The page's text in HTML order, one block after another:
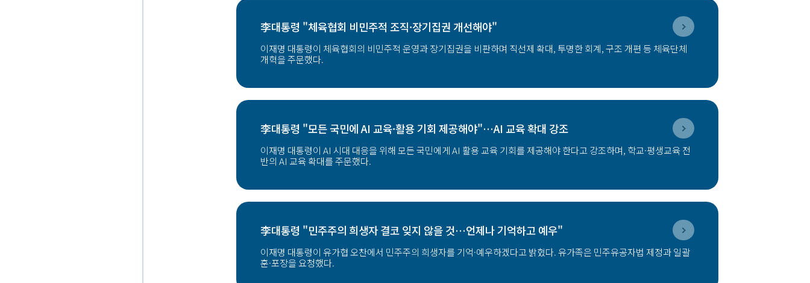
李대통령 "체육협회 비민주적 조직·장기집권 개선해야"
이재명 대통령이 체육협회의 비민주적 운영과 장기집권을 비판하며 직선제 확대, 투명한 회계, 구조 개편 등 체육단체
개혁을 주문했다.
李대통령 "모든 국민에 AI 교육·활용 기회 제공해야"…AI 교육 확대 강조
이재명 대통령이 AI 시대 대응을 위해 모든 국민에게 AI 활용 교육 기회를 제공해야 한다고 강조하며, 학교·평생교육 전
반의 AI 교육 확대를 주문했다.
李대통령 "민주주의 희생자 결코 잊지 않을 것…언제나 기억하고 예우"
이재명 대통령이 유가협 오찬에서 민주주의 희생자를 기억·예우하겠다고 밝혔다. 유가족은 민주유공자법 제정과 일괄
훈·포장을 요청했다.